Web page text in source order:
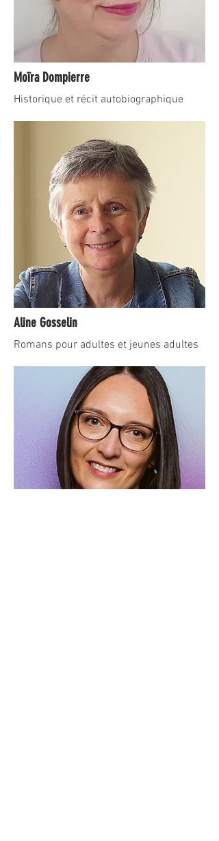
Moïra Dompierre
Historique et récit autobiographique
Aline Gosselin
Romans pour adultes et jeunes adultes